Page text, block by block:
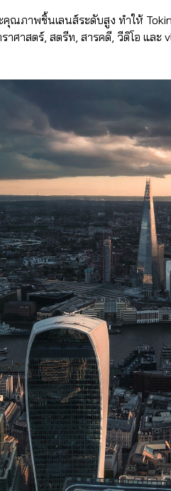
ภาพชิ้นเลนส์ระดับสูง ทำให้
ศาสตร์, สตรีท, สารคดี, วีดิโอ และ